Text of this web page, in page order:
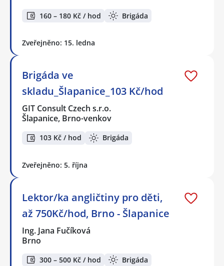
160 – 180 Kč / hod Brigáda
Zveřejněno: 15. ledna
Brigáda ve
skladu_Šlapanice_103 Kč/hod
GIT Consult Czech s.r.o.
Šlapanice, Brno-venkov
103 Kč / hod Brigáda
Zveřejněno: 5. října
Lektor/ka angličtiny pro děti,
až 750Kč/hod, Brno - Šlapanice
Ing. Jana Fučíková
Brno
300 – 500 Kč / hod
Brigáda